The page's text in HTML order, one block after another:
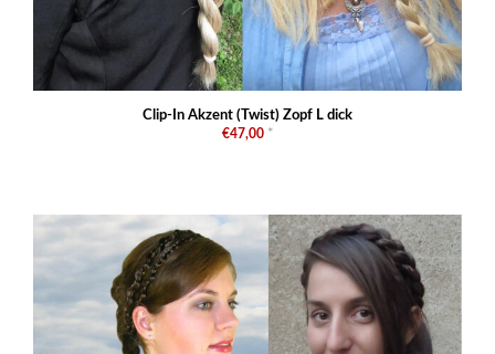
Clip-In Akzent (Twist) Zopf L dick
€47,00 *